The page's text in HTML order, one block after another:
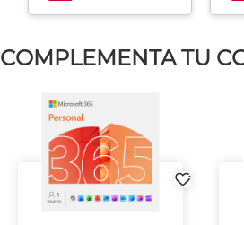
COMPLEMENTA TU